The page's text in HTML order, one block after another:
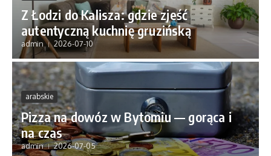
Z Łodzi do Kalisza: gdzie zjeść
autentyczną kuchnię gruzińską
admin 2026-07-10
arabskie
Pizza na dowóz w Bytomiu — gorąca i
na czas
admin 2026-07-05
arabskie